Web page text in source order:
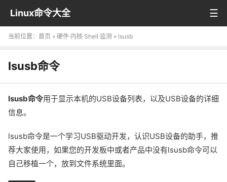
Linux命令大全
当前位置： 首页 » 硬件·内核·Shell·监测 » lsusb
lsusb命令
lsusb命令用于显示本机的USB设备列表，以及USB设备的详细
信息。
lsusb命令是一个学习USB驱动开发，认识USB设备的助手，推
荐大家使用，如果您的开发板中或者产品中没有lsusb命令可以
自己移植一个，放到文件系统里面。